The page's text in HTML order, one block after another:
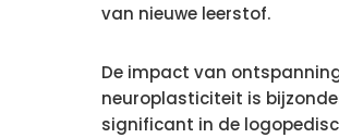
van nieuwe leerstof.
De impact van
neuroplasticiteit is
significant in de